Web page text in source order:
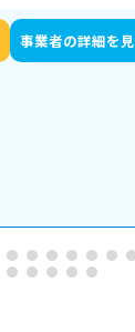
事業者の詳細を